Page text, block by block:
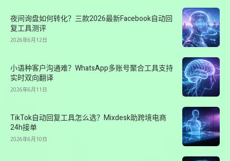
夜间询盘如何转化？三款2026最新Facebook自动回
复工具测评
2026年6月12日
小语种客户沟通难？WhatsApp多账号聚合工具支持
实时双向翻译
2026年6月11日
TikTok自动回复工具怎么选？Mixdesk助跨境电商
24h接单
2026年6月10日